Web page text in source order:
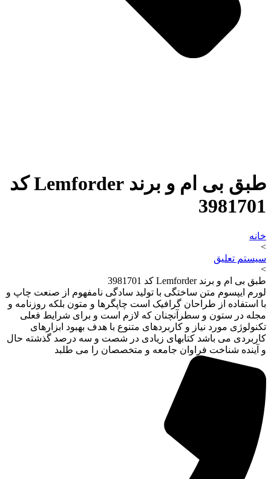
طبق بی ام و برند Lemforder کد
3981701
خانه
>
سیستم تعلیق
>
طبق بی ام و برند Lemforder کد 3981701
لورم ایپسوم متن ساختگی با تولید سادگی نامفهوم از صنعت چاپ و
با استفاده از طراحان گرافیک است چاپگرها و متون بلکه روزنامه و
مجله در ستون و سطرآنچنان که لازم است و برای شرایط فعلی
تکنولوژی مورد نیاز و کاربردهای متنوع با هدف بهبود ابزارهای
کاربردی می باشد کتابهای زیادی در شصت و سه درصد گذشته حال
و آینده شناخت فراوان جامعه و متخصصان را می طلبد